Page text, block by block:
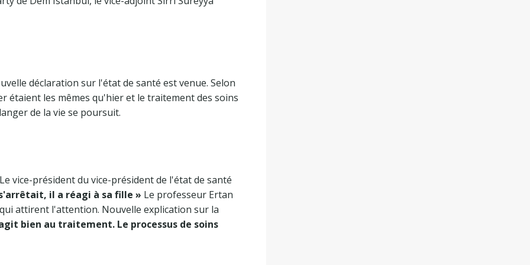
déclaration sur l'état de santé est venue. Selon
étaient les mêmes qu'hier et le traitement des soins
de la vie se poursuit.
vice-président du vice-président de l'état de santé
il a réagi à sa fille » Le professeur Ertan
attirent l'attention. Nouvelle explication sur la
bien au traitement. Le processus de soins